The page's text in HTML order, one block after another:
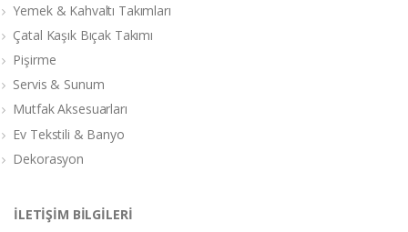
Yemek & Kahvaltı Takımları
Çatal Kaşık Bıçak Takımı
Pişirme
Servis & Sunum
Mutfak Aksesuarları
Ev Tekstili & Banyo
Dekorasyon
İLETİŞİM BİLGİLERİ